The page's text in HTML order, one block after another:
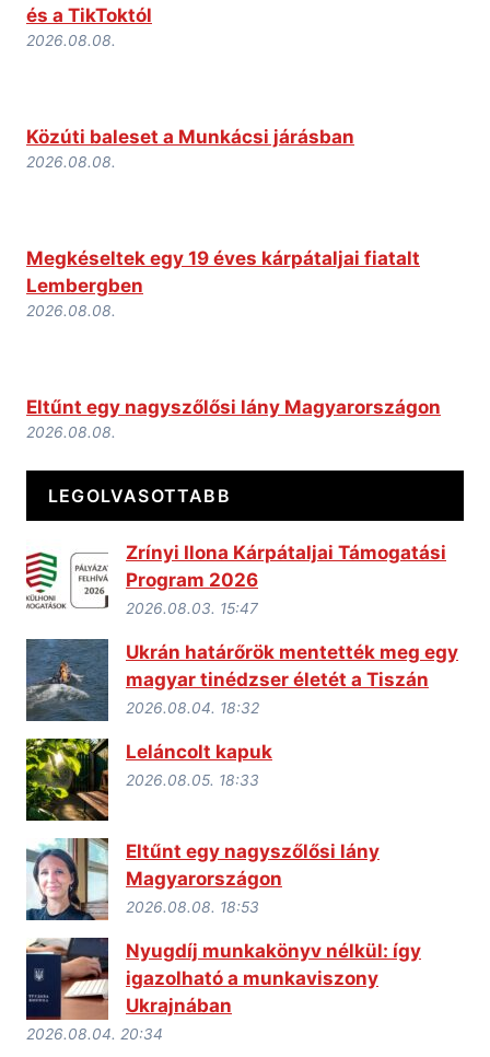
és a TikToktól
2026.08.08.
Közúti baleset a Munkácsi járásban
2026.08.08.
Megkéseltek egy 19 éves kárpátaljai fiatalt
Lembergben
2026.08.08.
Eltűnt egy nagyszőlősi lány Magyarországon
2026.08.08.
LEGOLVASOTTABB
Zrínyi Ilona Kárpátaljai Támogatási
Program 2026
2026.08.03. 15:47
Ukrán határőrök mentették meg egy
magyar tinédzser életét a Tiszán
2026.08.04. 18:32
Leláncolt kapuk
2026.08.05. 18:33
Eltűnt egy nagyszőlősi lány
Magyarországon
2026.08.08. 18:53
Nyugdíj munkakönyv nélkül: így
igazolható a munkaviszony
Ukrajnában
2026.08.04. 20:34